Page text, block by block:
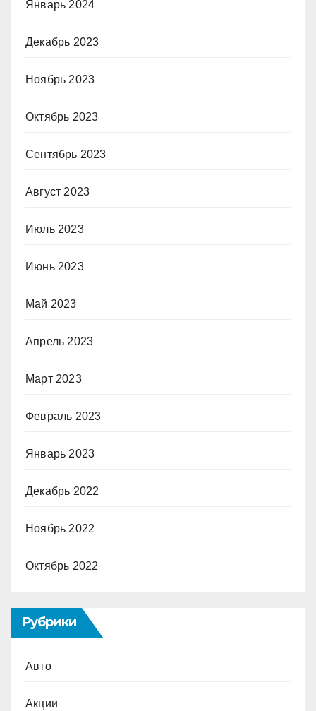
Январь 2024
Декабрь 2023
Ноябрь 2023
Октябрь 2023
Сентябрь 2023
Август 2023
Июль 2023
Июнь 2023
Май 2023
Апрель 2023
Март 2023
Февраль 2023
Январь 2023
Декабрь 2022
Ноябрь 2022
Октябрь 2022
Рубрики
Авто
Акции